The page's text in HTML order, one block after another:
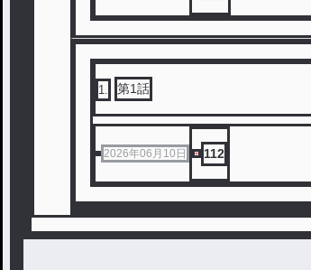
1 第1話
2026年06月10日 112